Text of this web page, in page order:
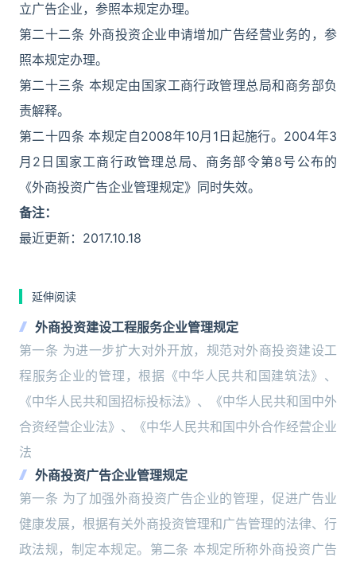
立广告企业，参照本规定办理。
第二十二条 外商投资企业申请增加广告经营业务的，参
照本规定办理。
第二十三条 本规定由国家工商行政管理总局和商务部负
责解释。
第二十四条 本规定自2008年10月1日起施行。2004年3
月2日国家工商行政管理总局、商务部令第8号公布的
《外商投资广告企业管理规定》同时失效。
备注：
最近更新：2017.10.18
延伸阅读
外商投资建设工程服务企业管理规定
第一条 为进一步扩大对外开放，规范对外商投资建设工
程服务企业的管理，根据《中华人民共和国建筑法》、
《中华人民共和国招标投标法》、《中华人民共和国中外
合资经营企业法》、《中华人民共和国中外合作经营企业
法
外商投资广告企业管理规定
第一条 为了加强外商投资广告企业的管理，促进广告业
健康发展，根据有关外商投资管理和广告管理的法律、行
政法规，制定本规定。第二条 本规定所称外商投资广告